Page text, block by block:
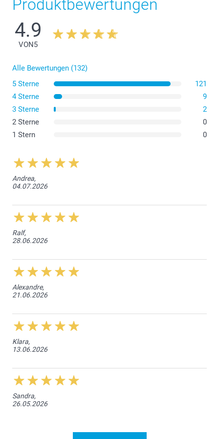
Naturfarben
Zum Schutz verarbeiten wir die Leinwand mit ca. 1 cm Spielraum
zum Rahmen.
Produktbewertungen
4.9
VON5
Alle Bewertungen (132)
5 Sterne
121
4 Sterne
9
3 Sterne
2
2 Sterne
0
1 Stern
0
Andrea,
04.07.2026
Ralf,
28.06.2026
Alexandre,
21.06.2026
Klara,
13.06.2026
Sandra,
26.05.2026